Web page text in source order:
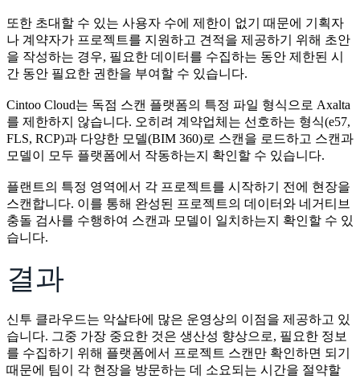
또한 초대할 수 있는 사용자 수에 제한이 없기 때문에 기획자
나 계약자가 프로젝트를 지원하고 견적을 제공하기 위해 초안
을 작성하는 경우, 필요한 데이터를 수집하는 동안 제한된 시
간 동안 필요한 권한을 부여할 수 있습니다.
Cintoo Cloud는 독점 스캔 플랫폼의 특정 파일 형식으로 Axalta
를 제한하지 않습니다. 오히려 계약업체는 선호하는 형식(e57,
FLS, RCP)과 다양한 모델(BIM 360)로 스캔을 로드하고 스캔과
모델이 모두 플랫폼에서 작동하는지 확인할 수 있습니다.
플랜트의 특정 영역에서 각 프로젝트를 시작하기 전에 현장을
스캔합니다. 이를 통해 완성된 프로젝트의 데이터와 네거티브
충돌 검사를 수행하여 스캔과 모델이 일치하는지 확인할 수 있
습니다.
결과
신투 클라우드는 악살타에 많은 운영상의 이점을 제공하고 있
습니다. 그중 가장 중요한 것은 생산성 향상으로, 필요한 정보
를 수집하기 위해 플랫폼에서 프로젝트 스캔만 확인하면 되기
때문에 팀이 각 현장을 방문하는 데 소요되는 시간을 절약할